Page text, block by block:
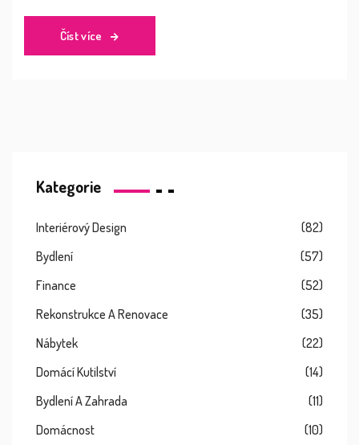
Konkrétně probereme náklady na bydlení, energii, vodu,
potraviny, předplatné, pojištění a další nenápadné
Číst více
Kategorie
Interiérový Design
(82)
Bydlení
(57)
Finance
(52)
Rekonstrukce A Renovace
(35)
Nábytek
(22)
Domácí Kutilství
(14)
Bydlení A Zahrada
(11)
Domácnost
(10)